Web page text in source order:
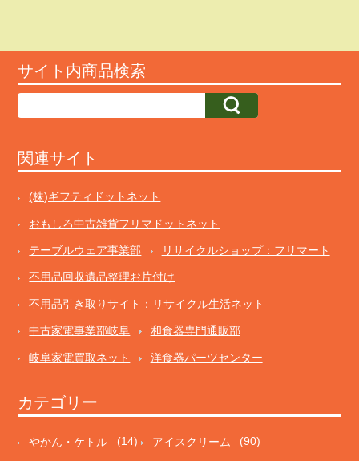
サイト内商品検索
関連サイト
(株)ギフティドットネット
おもしろ中古雑貨フリマドットネット
テーブルウェア事業部 リサイクルショップ：フリマート
不用品回収遺品整理お片付け
不用品引き取りサイト：リサイクル生活ネット
中古家電事業部岐阜 和食器専門通販部
岐阜家電買取ネット 洋食器パーツセンター
カテゴリー
やかん・ケトル (14) アイスクリーム (90)